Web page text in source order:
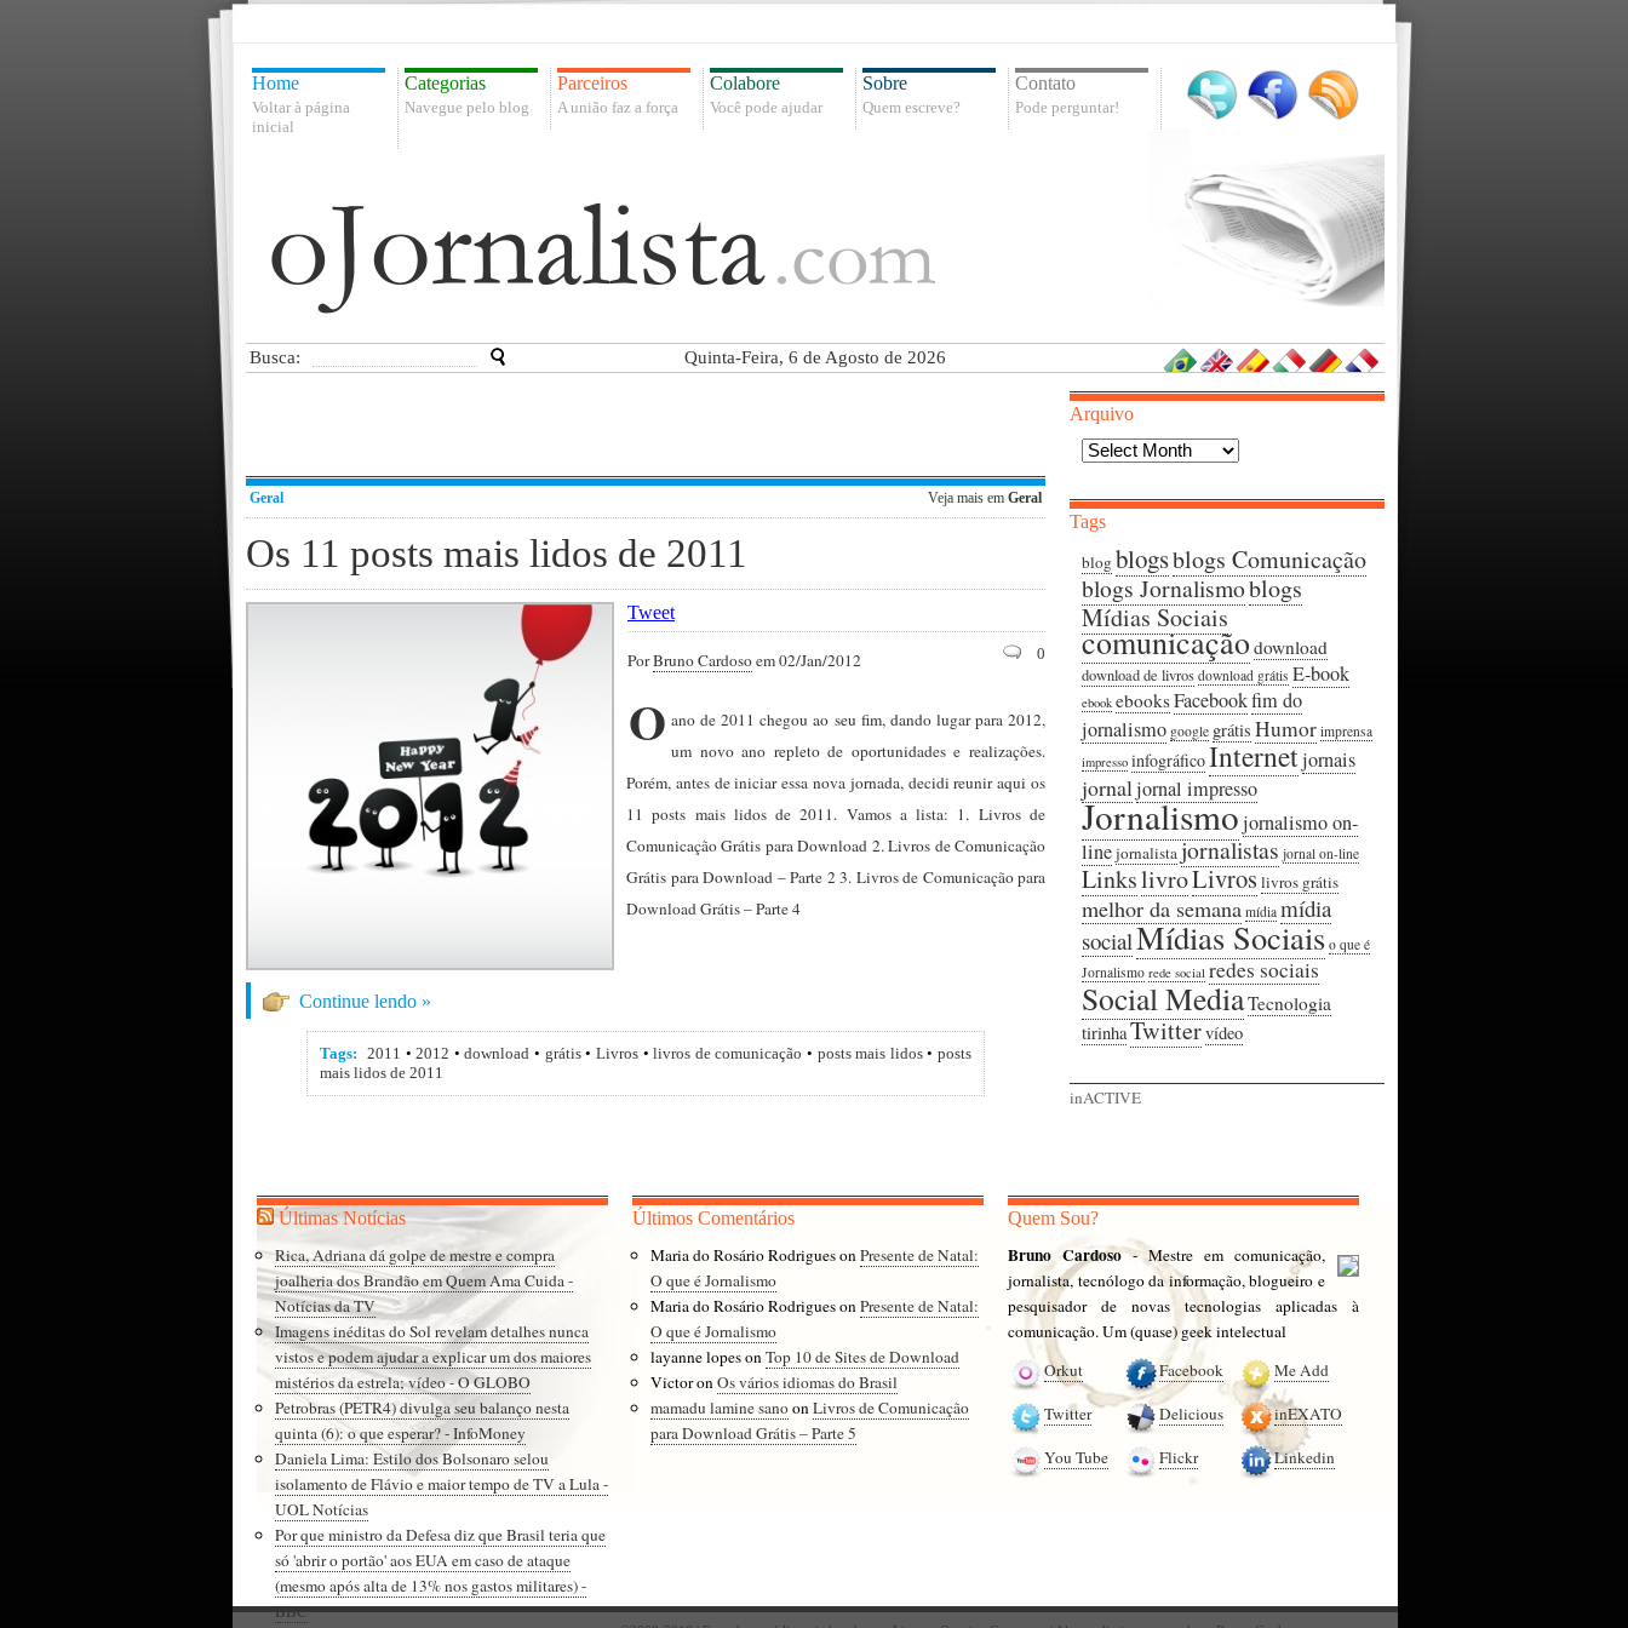
Home
Voltar à página
inicial
Categorias
Navegue pelo blog
Parceiros
A união faz a força
Colabore
Você pode ajudar
Sobre
Quem escreve?
Contato
Pode perguntar!
Busca: Quinta-Feira, 6 de Agosto de 2026
Geral Veja mais em Geral
Os 11 posts mais lidos de 2011
Tweet
PorBruno Cardosoem 02/Jan/2012 0
O ano de 2011 chegou ao seu fim, dando lugar para 2012,
um novo ano repleto de oportunidades e realizações.
Porém, antes de iniciar essa nova jornada, decidi reunir aqui os
11 posts mais lidos de 2011. Vamos a lista: 1. Livros de
Comunicação Grátis para Download 2. Livros de Comunicação
Grátis para Download – Parte 2 3. Livros de Comunicação para
Download Grátis – Parte 4
Continue lendo »
Tags: 2011 •2012 •download • grátis• Livros•livros de comunicação • posts mais lidos•posts
mais lidos de 2011
Arquivo
Arquivo
Tags
blog blogsblogs Comunicação
blogs Jornalismoblogs
Mídias Sociais
comunicaçãodownload
download de livros download grátis E-book
ebook ebooksFacebookfim do
jornalismo google grátis Humor imprensa
impresso infográficoInternetjornais
jornaljornal impresso
Jornalismojornalismo on-
linejornalista jornalistas jornal on-line
LinkslivroLivroslivros grátis
melhor da semana mídia mídia
socialMídias Sociais o que é
Jornalismo rede social redes sociais
Social MediaTecnologia
tirinhaTwittervídeo
inACTIVE
Últimas Notícias
Rica, Adriana dá golpe de mestre e compra
joalheria dos Brandão em Quem Ama Cuida -
Notícias da TV
Imagens inéditas do Sol revelam detalhes nunca
vistos e podem ajudar a explicar um dos maiores
mistérios da estrela; vídeo - O GLOBO
Petrobras (PETR4) divulga seu balanço nesta
quinta (6): o que esperar? - InfoMoney
Daniela Lima: Estilo dos Bolsonaro selou
isolamento de Flávio e maior tempo de TV a Lula -
UOL Notícias
Por que ministro da Defesa diz que Brasil teria que
só 'abrir o portão' aos EUA em caso de ataque
(mesmo após alta de 13% nos gastos militares) -
BBC
Últimos Comentários
Maria do Rosário RodriguesonPresente de Natal:
O que é Jornalismo
Maria do Rosário RodriguesonPresente de Natal:
O que é Jornalismo
layanne lopesonTop 10 de Sites de Download
VictoronOs vários idiomas do Brasil
mamadu lamine sanoonLivros de Comunicação
para Download Grátis – Parte 5
Quem Sou?
Bruno Cardoso- Mestre em comunicação,
jornalista, tecnólogo da informação, blogueiro e
pesquisador de novas tecnologias aplicadas à
comunicação. Um (quase) geek intelectual
Orkut
Twitter
You Tube
Facebook
Delicious
Flickr
Me Add
inEXATO
Linkedin